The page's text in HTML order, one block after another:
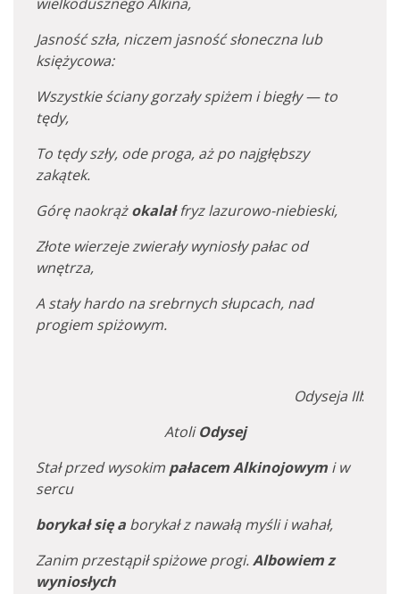
Jasność szła, niczem jasność słoneczna lub
księżycowa:
Wszystkie ściany gorzały spiżem i biegły — to
tędy,
To tędy szły, ode proga, aż po najgłębszy
zakątek.
Górę naokrążokalałfryz lazurowo-niebieski,
Złote wierzeje zwierały wyniosły pałac od
wnętrza,
A stały hardo na srebrnych słupcach, nad
progiem spiżowym.
Odyseja III:
AtoliOdysej
Stał przed wysokim pałacemAlkinojowym i w
sercu
borykał się a borykał z nawałą myśli i wahał,
Zanim przestąpił spiżowe progi.Albowiem z
wyniosłych